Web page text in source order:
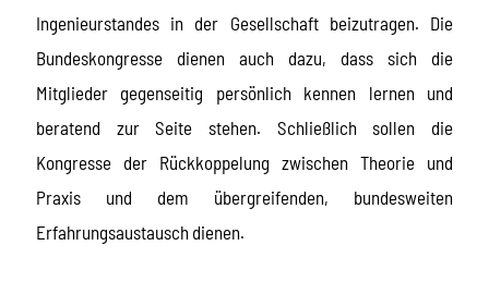
Ingenieurstandes in der Gesellschaft beizutragen. Die
Bundeskongresse dienen auch dazu, dass sich die
Mitglieder gegenseitig persönlich kennen lernen und
beratend zur Seite stehen. Schließlich sollen die
Kongresse der Rückkoppelung zwischen Theorie und
Praxis und dem übergreifenden, bundesweiten
Erfahrungsaustausch dienen.